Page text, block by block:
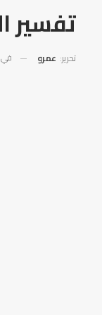
تفسير
تحرير: عمرو في